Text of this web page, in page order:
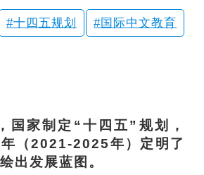
十四五规划 国际中文教育
家制定“十四五”规划，
（2021-2025年）定明了
出发展蓝图。